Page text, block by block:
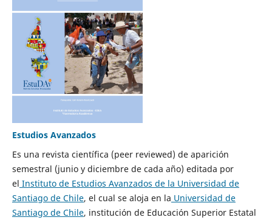
Estudios Avanzados
Es una revista científica (peer reviewed) de aparición
semestral (junio y diciembre de cada año) editada por
el Instituto de Estudios Avanzados de la Universidad de
Santiago de Chile, el cual se aloja en la Universidad de
Santiago de Chile, institución de Educación Superior Estatal